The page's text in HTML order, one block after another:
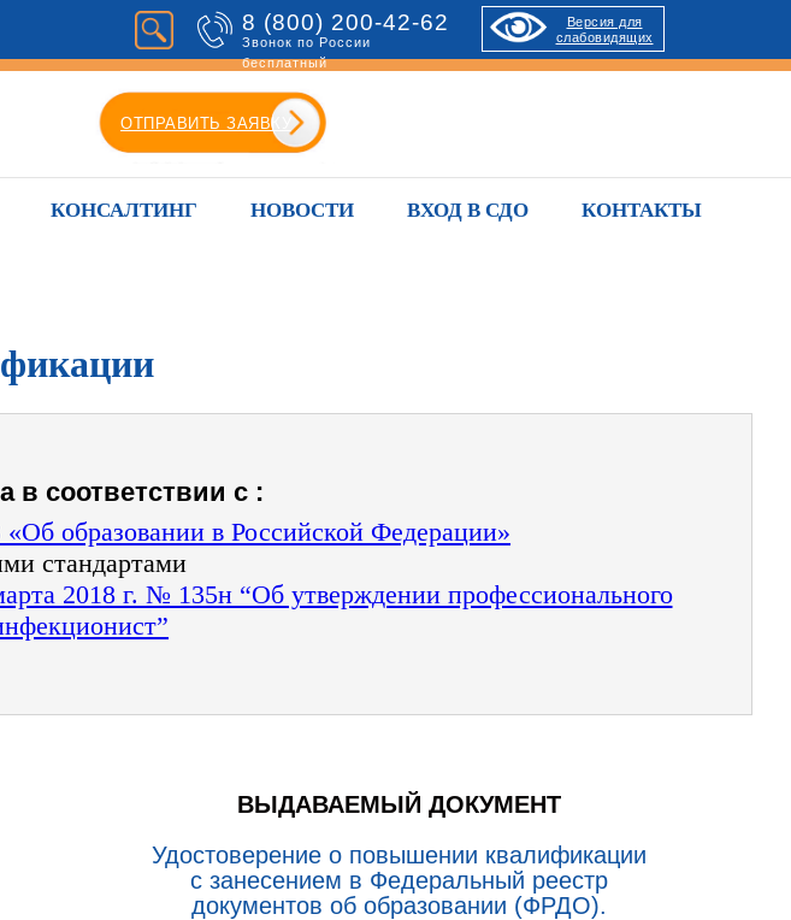
8 (800) 200-42-62
Звонок по России
бесплатный
ОТПРАВИТЬ ЗАЯВКУ
Версия для
слабовидящих
КОНСАЛТИНГ НОВОСТИ ВХОД В СДО КОНТАКТЫ
в соответствии с :
образовании в Российской Федерации»
стандартами
2018 г. № 135н “Об утверждении профессионального
ВЫДАВАЕМЫЙ ДОКУМЕНТ
Удостоверение о повышении квалификации
с занесением в Федеральный реестр
документов об образовании (ФРДО).